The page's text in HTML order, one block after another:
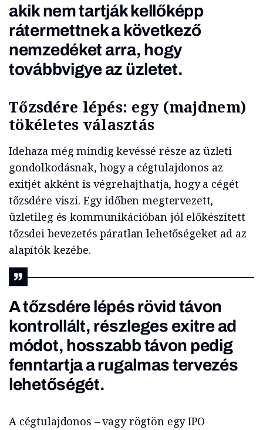
akik nem tartják kellőképp
rátermettnek a következő
nemzedéket arra, hogy
továbbvigye az üzletet.
Tőzsdére lépés: egy (majdnem)
tökéletes választás
Idehaza még mindig kevéssé része az üzleti
gondolkodásnak, hogy a cégtulajdonos az
exitjét akként is végrehajthatja, hogy a cégét
tőzsdére viszi. Egy időben megtervezett,
üzletileg és kommunikációban jól előkészített
tőzsdei bevezetés páratlan lehetőségeket ad az
alapítók kezébe.
A tőzsdére lépés rövid távon
kontrollált, részleges exitre ad
módot, hosszabb távon pedig
fenntartja a rugalmas tervezés
lehetőségét.
A cégtulajdonos – vagy rögtön egy IPO